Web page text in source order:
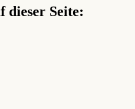
dieser Seite: